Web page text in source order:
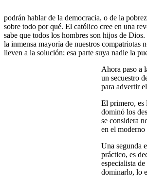
podrán hablar de la democracia, o de la
sobre todo por qué. El católico cree en una
sabe que todos los hombres son hijos de
la inmensa mayoría de nuestros compatriotas
lleven a la solución; esa parte suya nadie la
Ahora paso a
un secuestro
para advertir
El primero, es
dominó los
se considera
en el
Una segunda
práctico, es
especialista
dominarlo, lo